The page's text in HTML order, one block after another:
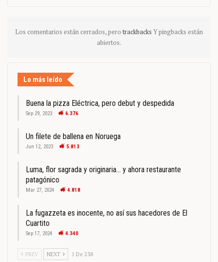
Los comentarios están cerrados, pero trackbacks Y pingbacks están
abiertos.
Lo más leído
Buena la pizza Eléctrica, pero debut y despedida
Sep 29, 2023 6.376
Un filete de ballena en Noruega
Jun 12, 2023 5.813
Luma, flor sagrada y originaria… y ahora restaurante
patagónico
Mar 27, 2024 4.818
La fugazzeta es inocente, no así sus hacedores de El
Cuartito
Sep 17, 2024 4.340
PREV NEXT 1 De 238